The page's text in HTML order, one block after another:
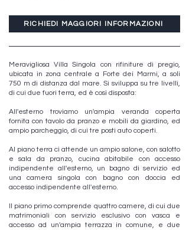
RICHIEDI MAGGIORI INFORMAZIONI
Meravigliosa Villa Singola con rifiniture di pregio,
ubicata in zona centrale a Forte dei Marmi, a soli
750 m di distanza dal mare. Si sviluppa su tre livelli,
di cui due fuori terra, ed è così disposta:
All'esterno troviamo un'ampia veranda coperta
fornita con tavolo da pranzo e mobili da giardino, ed
ampio parcheggio, di cui tre posti auto coperti.
Al piano terra ci attende un ampio salone, con salotto
e sala da pranzo, cucina abitabile con accesso
indipendente all'esterno, un bagno di servizio ed
una camera singola con bagno con doccia ed
accesso indipendente all'esterno.
Il piano primo comprende quattro camere, di cui due
matrimoniali con servizio esclusivo con vasca e
accesso ad un'ampia terrazza in comune, e due